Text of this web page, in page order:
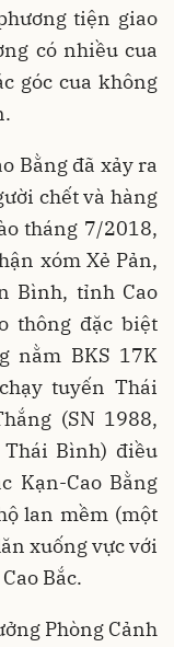
tiện giao
có nhiều cua
góc cua không
Bằng đã xảy ra
chết và hàng
tháng 7/2018,
xóm Xẻ Pản,
Bình, tỉnh Cao
thông đặc biệt
nằm BKS 17K
tuyến Thái
(SN 1988,
Bình) điều
Kạn-Cao Bằng
lan mềm (một
xuống vực với
Bắc.
Phòng Cảnh